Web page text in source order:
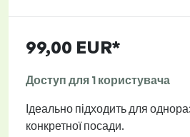
99,00 EUR*
Доступ для 1 користувача
Ідеально підходить для
конкретної посади.